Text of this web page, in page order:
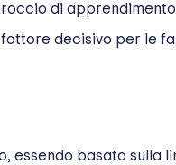
di
decisivo per le
essendo basato sulla